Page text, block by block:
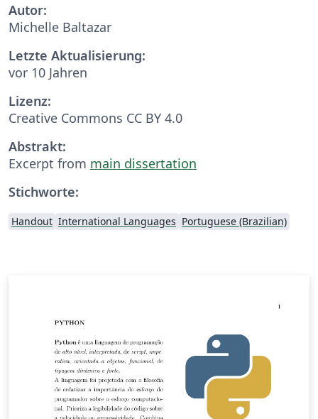
Autor:
Michelle Baltazar
Letzte Aktualisierung:
vor 10 Jahren
Lizenz:
Creative Commons CC BY 4.0
Abstrakt:
Excerpt from main dissertation
Stichworte:
Handout International Languages Portuguese (Brazilian)